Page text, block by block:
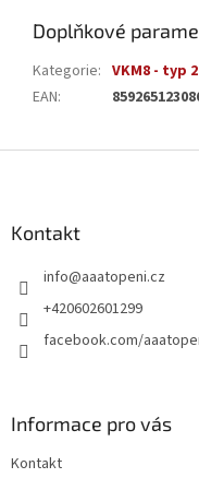
Doplňkové
Kategorie: VKM8 - typ
EAN:
Kontakt
info@aaatopeni.cz
+420602601299
facebook.com/
Informace pro vás
Kontakt